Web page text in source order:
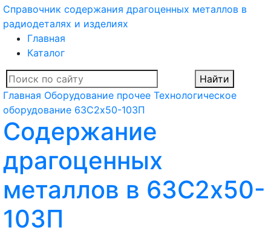
Справочник содержания драгоценных металлов в
радиодеталях и изделиях
Главная
Каталог
Найти
Главная Оборудование прочее Технологическое
оборудование 63С2х50-103П
Содержание
драгоценных
металлов в 63С2х50-
103П